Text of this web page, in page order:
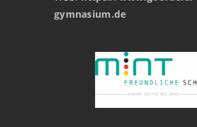
gymnasium.de